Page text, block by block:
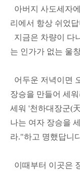
아버지 사도세자
리에서 항상 쉬었
지금은 차량이 다
는 인가가 없는 울
어두운 저녁이면
장승을 만들어 세
세워 '천하대장군(
나는 여자 장승을
라."하고 명했답니
이때부터 이곳은